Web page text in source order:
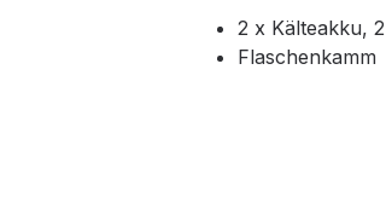
2 x Kälteakku,
Flaschenkamm